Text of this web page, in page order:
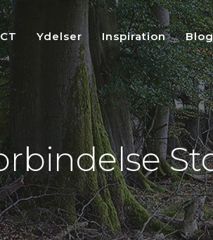
Ydelser Inspiration Blog